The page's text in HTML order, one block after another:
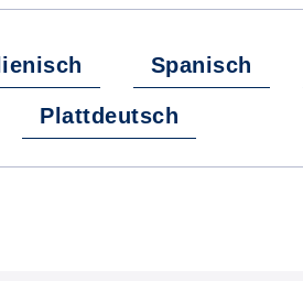
Spanisch
Plattdeutsch